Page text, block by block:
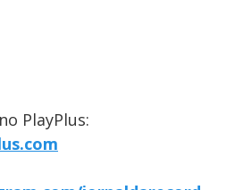
PlayPlus: